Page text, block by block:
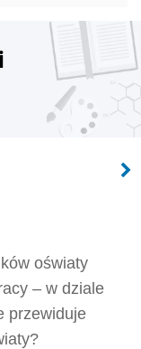
oświaty
– w dziale
przewiduje